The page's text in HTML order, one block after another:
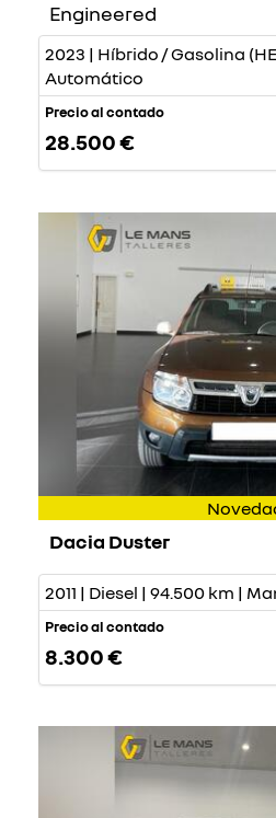
Engineered
2023 | Híbrido / Gasolina
Automático
Precio al contado
28.500 €
Dacia Duster
2011 | Diesel | 94.500 km |
Precio al contado
8.300 €